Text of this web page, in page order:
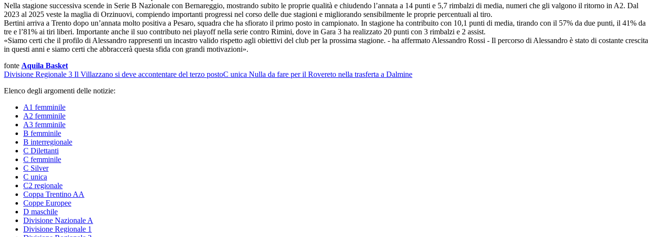
Nella stagione successiva scende in Serie B Nazionale con Bernareggio, mostrando subito le proprie qualità e chiudendo l’annata a 14 punti e 5,7 rimbalzi di media, numeri che gli valgono il ritorno in A2. Dal
2023 al 2025 veste la maglia di Orzinuovi, compiendo importanti progressi nel corso delle due stagioni e migliorando sensibilmente le proprie percentuali al tiro.
Bertini arriva a Trento dopo un’annata molto positiva a Pesaro, squadra che ha sfiorato il primo posto in campionato. In stagione ha contribuito con 10,1 punti di media, tirando con il 57% da due punti, il 41% da
tre e l’81% ai tiri liberi. Importante anche il suo contributo nei playoff nella serie contro Rimini, dove in Gara 3 ha realizzato 20 punti con 3 rimbalzi e 2 assist.
«Siamo certi che il profilo di Alessandro rappresenti un incastro valido rispetto agli obiettivi del club per la prossima stagione. - ha affermato Alessandro Rossi - Il percorso di Alessandro è stato di costante crescita
in questi anni e siamo certi che abbraccerà questa sfida con grandi motivazioni».
fonte Aquila Basket
Divisione Regionale 3 Il Villazzano si deve accontentare del terzo postoC unica Nulla da fare per il Rovereto nella trasferta a Dalmine
Elenco degli argomenti delle notizie:
A1 femminile
A2 femminile
A3 femminile
B femminile
B interregionale
C Dilettanti
C femminile
C Silver
C unica
C2 regionale
Coppa Trentino AA
Coppe Europee
D maschile
Divisione Nazionale A
Divisione Regionale 1